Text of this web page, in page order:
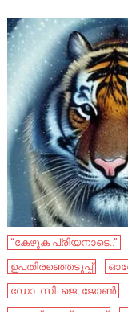
“കേഴുക പ്രിയനാടെ..”
ഉപതിരഞ്ഞെടുപ്പ്
ഡോ. സി. ജെ. ജോൺ